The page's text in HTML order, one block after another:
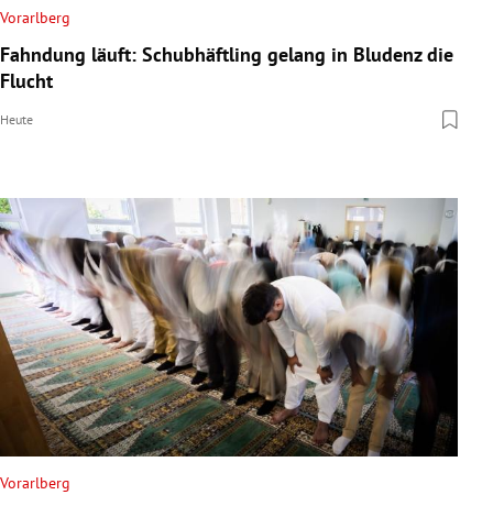
Untermenü
Untermenü
Vorarlberg
Fahndung läuft: Schubhäftling gelang in Bludenz die
Flucht
Heute
Vorarlberg